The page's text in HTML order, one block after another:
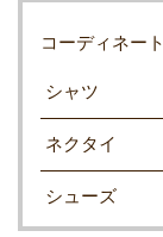
コーディネー
シャツ
ネクタイ
シューズ